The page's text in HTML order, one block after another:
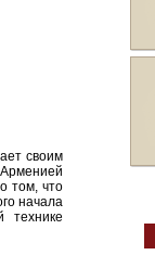
своим
том, что
начала
технике